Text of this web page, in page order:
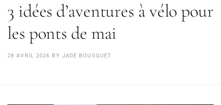
3 idées d’aventures à vélo pour
les ponts de mai
28 AVRIL 2026 BY JADE BOUSQUET